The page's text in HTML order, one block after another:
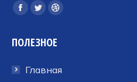
Ищите нас:
Страница
открывается
новом
Страница
открывается
новом
Страница
открывается
новом
ПОЛЕЗНОЕ
Главная